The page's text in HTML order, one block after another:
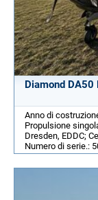
Diamond DA50
Anno di
Propulsione
Dresden, EDDC;
Numero di serie.: